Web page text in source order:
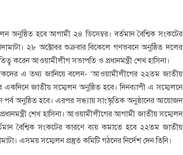
হবে আগামী ২৪ ডিসেম্বর। বর্তমান বৈশ্বিক সংকটের
২৮ অক্টোবর শুক্রবার বিকেলে গণভবনে অনুষ্ঠিত দলের
করেন আওয়ামীলীগ সভাপতি ও প্রধানমন্ত্রী শেখ হাসিনা।
এ তথ্য জানিয়ে বলেন- ‘আওয়ামীলীগের ২২তম জাতীয়
একদিনে জাতীয় সম্মেলন অনুষ্ঠিত হবে। দিনব্যাপী এ সম্মেলনে
পর্ব অনুষ্ঠিত হবে। এরপর সন্ধ্যায় সাংস্কৃতিক অনুষ্ঠানের আয়োজন
শেখ হাসিনা। আওয়ামীলীগের আগামী জাতীয় সম্মেলন
বৈশ্বিক সংকটের কারণে ব্যয় কমাতে হবে ২২তম জাতীয়
এসময় সম্মেলন প্রস্তুত কমিটি গঠনের নির্দেশ দেন তিনি।